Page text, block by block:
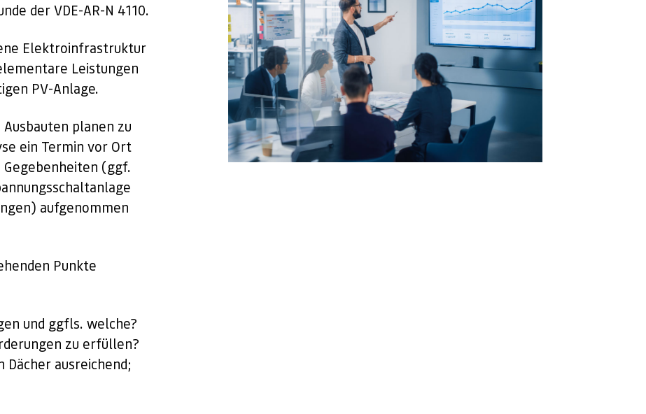
der VDE-AR-N 4110.
Elektroinfrastruktur
Leistungen
PV-Anlage.
planen zu
ein Termin vor Ort
(ggf.
aufgenommen
Punkte
und ggfls. welche?
zu erfüllen?
Dächer ausreichend;